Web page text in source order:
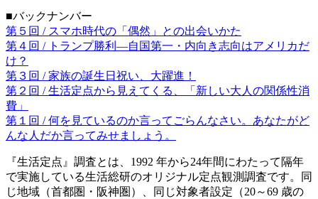
■バックナンバー
第５回 / スマホ時代の「偶然」との出会いかた
第４回 / トランプ勝利―自国第一・内向き志向はアメリカだ
け？
第３回 / 家族の誕生日祝い、大躍進！
第２回 / 生活定点から見えてくる、「新しい大人の関係性消
費」
第１回 / 何を見ているのか言ってごらんなさい。あなたがど
んな人だか言ってみせましょう。
『生活定点』調査とは、1992 年から24年間にわたって隔年
で実施している生活総研のオリジナル定点観測調査です。同
じ地域（首都圏・阪神圏）、同じ対象者設定（20～69 歳の